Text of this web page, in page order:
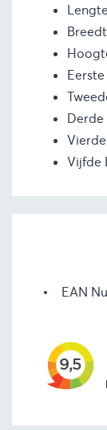
Derde
Vijfde
EAN